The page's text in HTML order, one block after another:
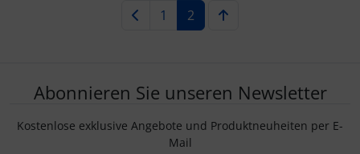
1 2
Abonnieren Sie unseren Newsletter
Kostenlose exklusive Angebote und Produktneuheiten per E-
Mail